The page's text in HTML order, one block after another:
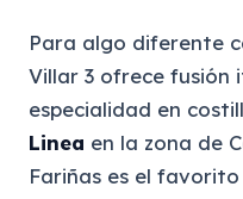
Para algo diferente
Villar 3 ofrece fusión
especialidad en
Linea en la zona de
Fariñas es el